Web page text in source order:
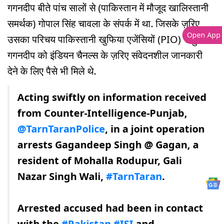
गगनदीप बीते पांच सालों से (पाकिस्तान में मौजूद खालिस्तानी
समर्थक) गोपाल सिंह चावला के संपर्क में था. जिसके ज़रिए
उसका परिचय पाकिस्तानी खुफिया एजेंसियों (PIO) से हुआ.
गगनदीप को इंडियन चैनल्स के ज़रिए संवेदनशील जानकारी
देने के लिए पैसे भी मिले थे.
Acting swiftly on information received
from Counter-Intelligence-Punjab,
@TarnTaranPolice, in a joint operation
arrests Gagandeep Singh @ Gagan, a
resident of Mohalla Rodupur, Gali
Nazar Singh Wali, #TarnTaran.
Arrested accused had been in contact
Open App